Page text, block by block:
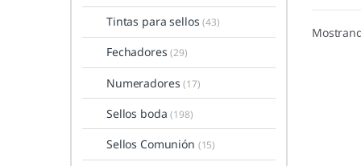
Tintas para sellos(43)
Fechadores(29)
Numeradores(17)
Sellos boda(198)
Sellos Comunión (15)